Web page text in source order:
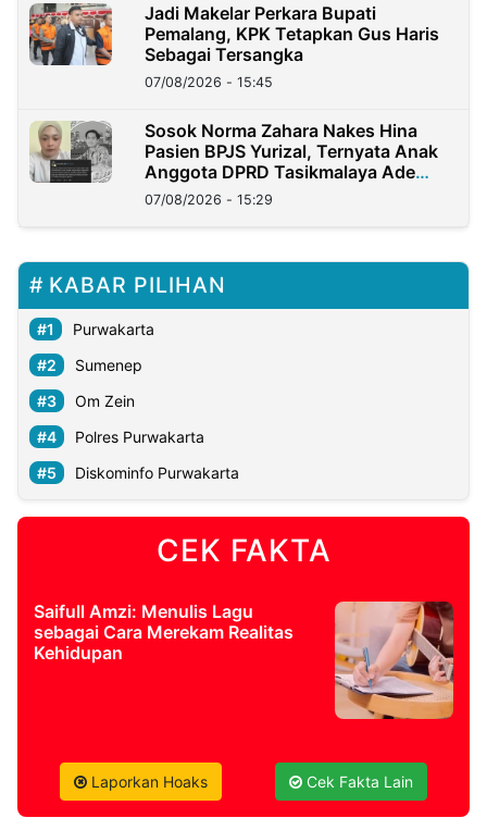
Jadi Makelar Perkara Bupati
Pemalang, KPK Tetapkan Gus Haris
Sebagai Tersangka
07/08/2026 - 15:45
Sosok Norma Zahara Nakes Hina
Pasien BPJS Yurizal, Ternyata Anak
Anggota DPRD Tasikmalaya Ade
Lukman
07/08/2026 - 15:29
KABAR PILIHAN
Purwakarta
Sumenep
Om Zein
Polres Purwakarta
Diskominfo Purwakarta
CEK FAKTA
Saifull Amzi: Menulis Lagu
sebagai Cara Merekam Realitas
Kehidupan
Laporkan Hoaks Cek Fakta Lain